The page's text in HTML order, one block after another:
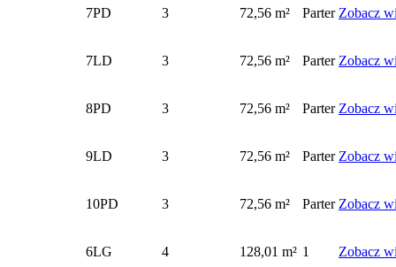
7PD 3 72,56 m² Parter Zobacz
7LD 3 72,56 m² Parter Zobacz
8PD 3 72,56 m² Parter Zobacz
9LD 3 72,56 m² Parter Zobacz
10PD 3 72,56 m² Parter Zobacz
6LG 4 128,01 m² 1 Zobacz